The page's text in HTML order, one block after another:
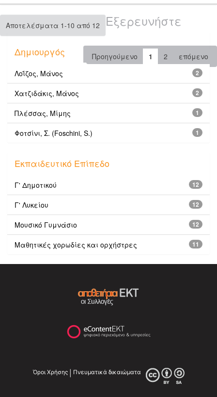
Αποτελέσματα 1-10 από 12
Προηγούμενο 1 2 επόμενο
Εξερευνήστε
Δημιουργός
2
Λοΐζος, Μάνος
2
Χατζιδάκις, Μάνος
1
Πλέσσας, Μίμης
1
Φοτσίνι, Σ. (Foschini, S.)
Εκπαιδευτικό Επίπεδο
12
Γ' Δημοτικού
12
Γ' Λυκείου
12
Μουσικό Γυμνάσιο
11
Μαθητικές χορωδίες και ορχήστρες